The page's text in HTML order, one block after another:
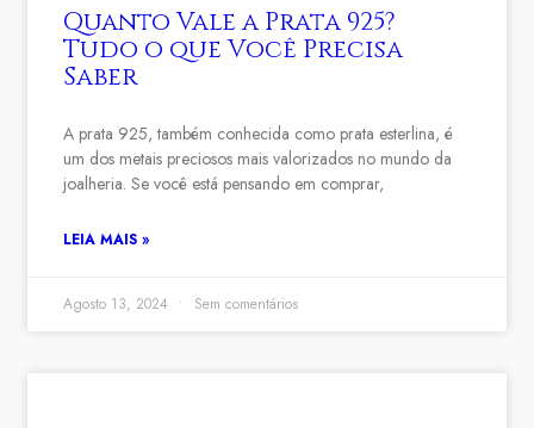
Quanto Vale a Prata 925?
Tudo o que Você Precisa
Saber
A prata 925, também conhecida como prata esterlina, é
um dos metais preciosos mais valorizados no mundo da
joalheria. Se você está pensando em comprar,
LEIA MAIS »
Agosto 13, 2024 Sem comentários